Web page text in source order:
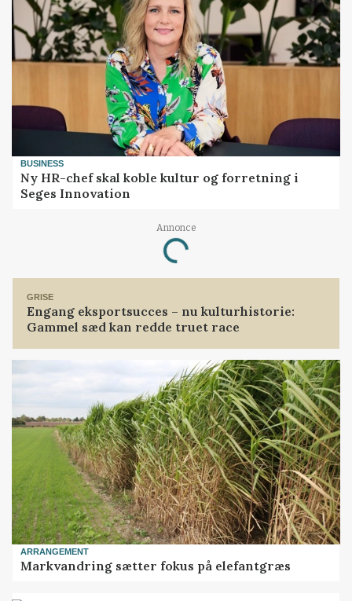
BUSINESS
Ny HR-chef skal koble kultur og forretning i
Seges Innovation
Annonce
Loading...
GRISE
Engang eksportsucces – nu kulturhistorie:
Gammel sæd kan redde truet race
ARRANGEMENT
Markvandring sætter fokus på elefantgræs